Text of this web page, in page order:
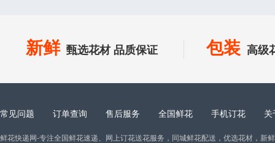
新鲜 甄选花材 品质保证 包装 高级
常见问题 订单查询 售后服务 全国鲜花 手机订花 关
鲜花快递网-专注全国鲜花速递、网上订花送花服务，同城鲜花配送，优选花材，新